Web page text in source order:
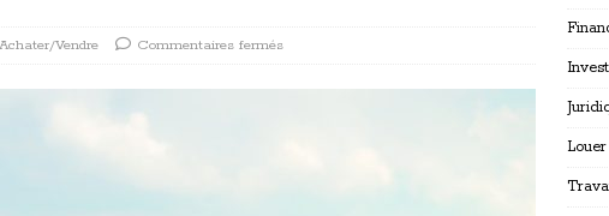
Achater/Vendre Commentaires fermés
Louer